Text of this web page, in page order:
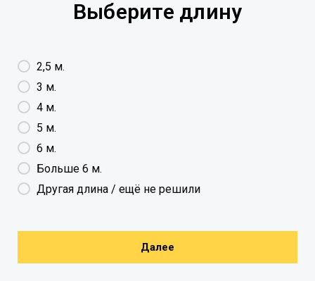
Выберите длину
2,5 м.
3 м.
4 м.
5 м.
6 м.
Больше 6 м.
Другая длина / ещё не решили
Далее